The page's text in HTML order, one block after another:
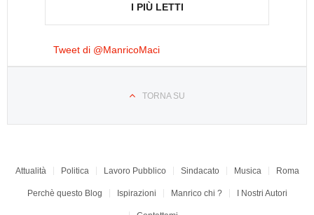
I PIÙ LETTI
Tweet di @ManricoMaci
TORNA SU
Attualità Politica Lavoro Pubblico Sindacato Musica Roma
Perchè questo Blog Ispirazioni Manrico chi ? I Nostri Autori